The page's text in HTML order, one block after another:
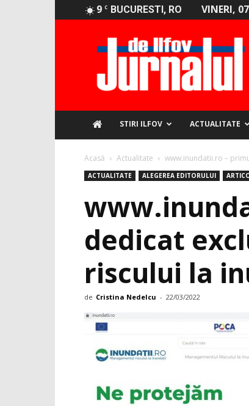
9 C BUCURESTI, RO VINERI,
STIRI ILFOV ACTUALITATE
Acasă Actualitate www.inundatii.ro –
ACTUALITATE ALEGEREA EDITORULUI
dedicat
riscului la
de Cristina Nedelcu - 22/03/2022